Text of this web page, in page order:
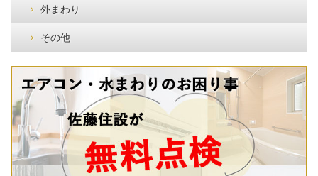
外まわり
その他